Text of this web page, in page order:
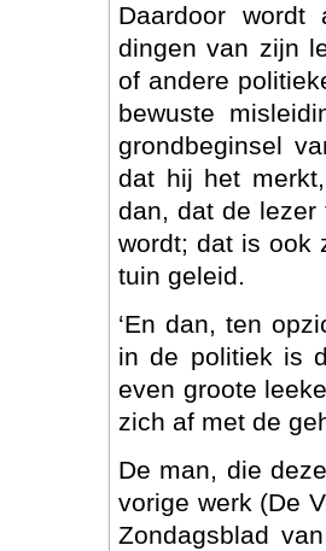
Daardoor
dingen van zijn
of andere
bewuste
grondbeginsel
dat hij het
dan, dat de lezer
wordt; dat is ook
tuin geleid.
‘En dan, ten
in de politiek is
even groote
zich af met de
De man, die
vorige werk (De
Zondagsblad